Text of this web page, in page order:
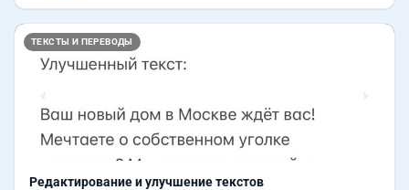
ТЕКСТЫ И ПЕРЕВОДЫ
Назад
Редактирование и улучшение текстов